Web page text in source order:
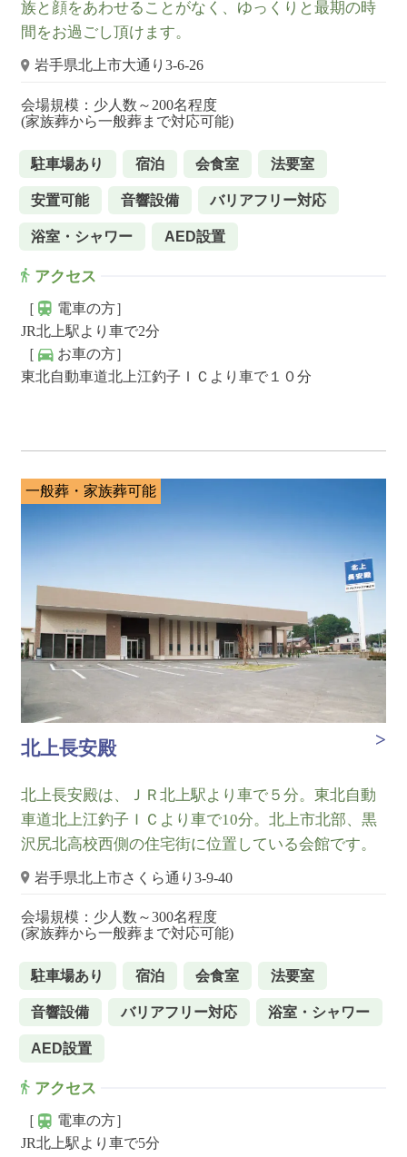
族と顔をあわせることがなく、ゆっくりと最期の時
間をお過ごし頂けます。
岩手県北上市大通り3-6-26
会場規模：少人数～200名程度
(家族葬から一般葬まで対応可能)
駐車場あり 宿泊 会食室 法要室
安置可能 音響設備 バリアフリー対応
浴室・シャワー AED設置
アクセス
［
電車の方］
JR北上駅より車で2分
［
お車の方］
東北自動車道北上江釣子ＩＣより車で１０分
一般葬・家族葬可能
北上長安殿
北上長安殿は、ＪＲ北上駅より車で５分。東北自動
車道北上江釣子ＩＣより車で10分。北上市北部、黒
沢尻北高校西側の住宅街に位置している会館です。
岩手県北上市さくら通り3-9-40
会場規模：少人数～300名程度
(家族葬から一般葬まで対応可能)
駐車場あり 宿泊 会食室 法要室
音響設備 バリアフリー対応 浴室・シャワー
AED設置
アクセス
［
電車の方］
JR北上駅より車で5分